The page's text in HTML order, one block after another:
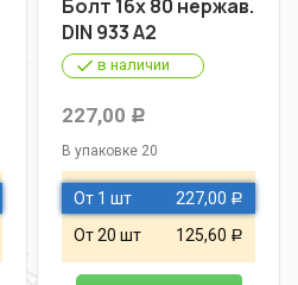
Болт 16х 80 нержав.
DIN 933 A2
в наличии
227,00 Р
В упаковке 20
От 1 шт 227,00 Р
От 20 шт 125,60 Р